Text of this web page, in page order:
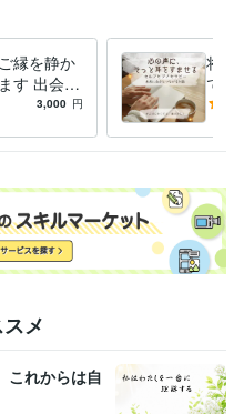
さい。
合もあります。
っています。
縁を静か
す 出会い
、やさし
3,000 円
将来
で思
理に
す。
メ
れからは自